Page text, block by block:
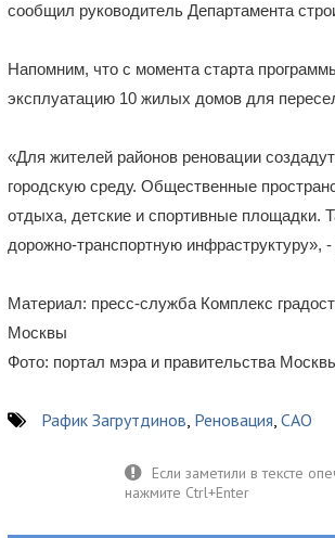
сообщил руководитель Департамента
Напомним, что с момента старта
эксплуатацию 10 жилых домов для
«Для жителей районов реновации
городскую среду. Общественные
отдыха, детские и спортивные площадки.
дорожно-транспортную инфраструктуру»,
Материал: пресс-служба Комплекс
Москвы
Фото: портал мэра и правительства
Рафик Загрутдинов, Реновация, САО